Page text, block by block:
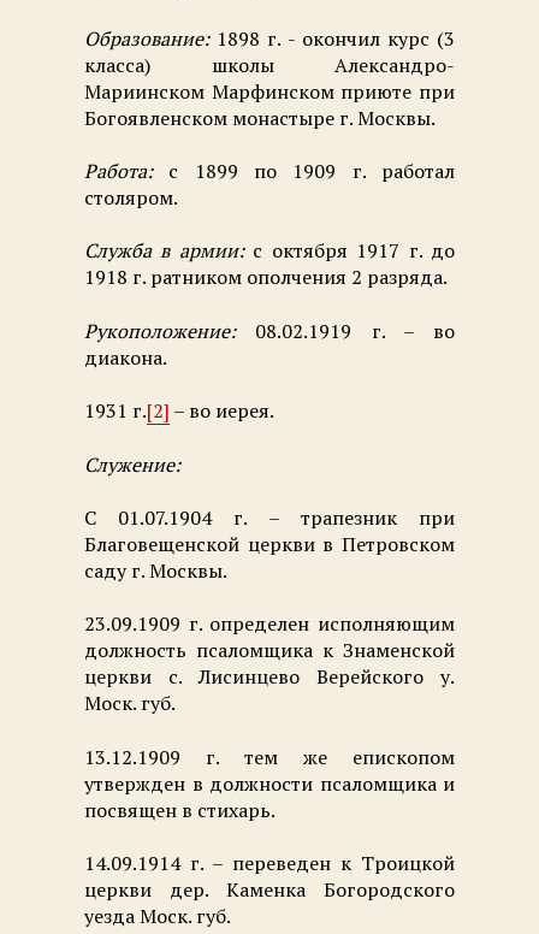
Образование: 1898 г. - окончил курс (3
класса) школы Александро-
Мариинском Марфинском приюте при
Богоявленском монастыре г. Москвы.
Работа:с 1899 по 1909 г. работал
столяром.
Служба в армии:с октября 1917 г. до
1918 г. ратником ополчения 2 разряда.
Рукоположение: 08.02.1919 г. – во
диакона.
1931 г.[2] – во иерея.
Служение:
С 01.07.1904 г. – трапезник при
Благовещенской церкви в Петровском
саду г. Москвы.
23.09.1909 г. определен исполняющим
должность псаломщика к Знаменской
церкви с. Лисинцево Верейского у.
Моск. губ.
13.12.1909 г. тем же епископом
утвержден в должности псаломщика и
посвящен в стихарь.
14.09.1914 г. – переведен к Троицкой
церкви дер. Каменка Богородского
уезда Моск. губ.